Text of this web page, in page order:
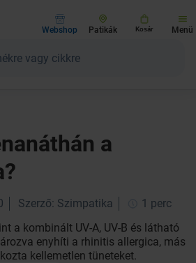
Webshop Patikák Kosár Menü
a
Szerző: Szimpatika
1 perc
a kombinált UV-A, UV-B és látható
enyhíti a rhinitis allergica, más
kellemetlen tüneteket.